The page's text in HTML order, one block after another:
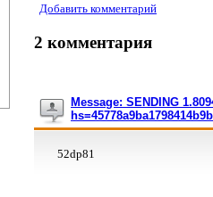
Добавить комментарий
2 комментария
Message: SENDING
52dp81